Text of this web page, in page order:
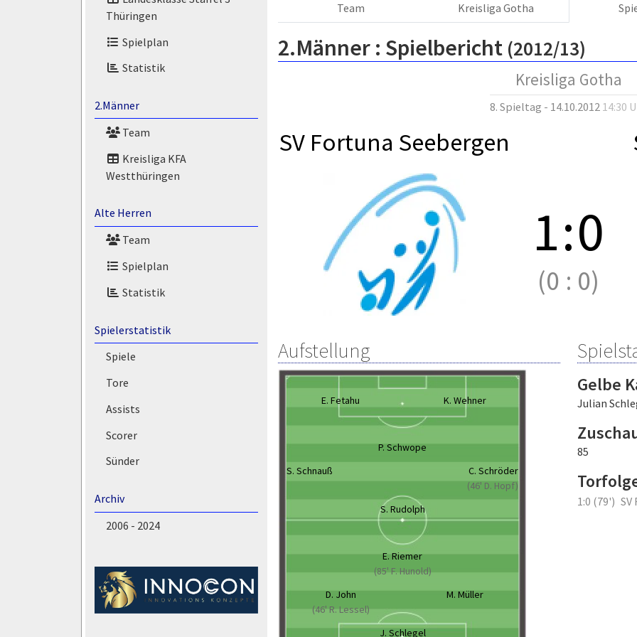
Thüringen
Spielplan
Statistik
2.Männer
Team
Kreisliga KFA
Westthüringen
Alte Herren
Team
Spielplan
Statistik
Spielerstatistik
Spiele
Tore
Assists
Scorer
Sünder
Archiv
2006 - 2024
Team Kreisliga Gotha
2.Männer : Spielbericht (2012/13)
Kreisliga Gotha
8. Spieltag - 14.10.2012 14:30
SV Fortuna Seebergen
1:0
(0 : 0)
Aufstellung
E. Fetahu K. Wehner
P. Schwope
S. Schnauß
C. Schröder
(46' D. Hopf)
S. Rudolph
E. Riemer
(85' F. Hunold)
D. John
(46' R. Lessel)
M. Müller
J. Schlegel
Gelbe
Julian
85
1:0 (79')